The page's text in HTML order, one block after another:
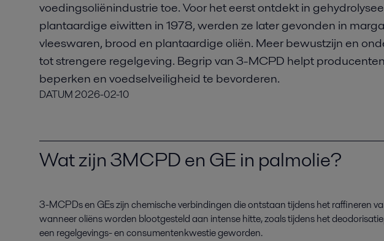
voedingsoliënindustrie toe. Voor het eerst ontdekt in
plantaardige eiwitten in 1978, werden ze later gevonden in
vleeswaren, brood en plantaardige oliën. Meer bewustzijn en
tot strengere regelgeving. Begrip van 3-MCPD helpt
beperken en voedselveiligheid te bevorderen.
DATUM2026-02-10
Wat zijn 3MCPD en GE in palmolie?
3-MCPDsen GEszijn chemische verbindingen die ontstaan tijdens het raffineren
wanneer oliënsworden blootgesteld aan intensehitte, zoalstijdenshet
een regelgevings- en consumentenkwestie geworden.